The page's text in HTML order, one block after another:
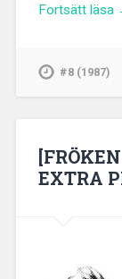
Fortsätt läsa
#8 (1987)
EXTRA